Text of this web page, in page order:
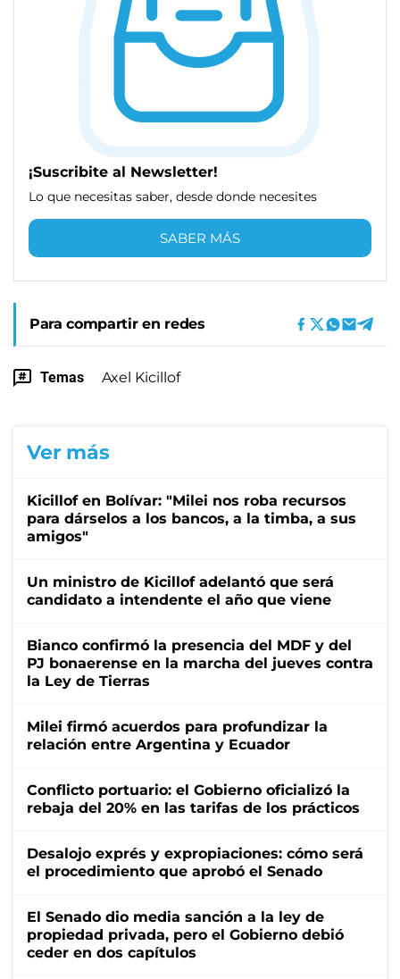
¡Suscribite al Newsletter!
Lo que necesitas saber, desde donde necesites
SABER MÁS
Para compartir en redes
Temas Axel Kicillof
Ver más
Kicillof en Bolívar: "Milei nos roba recursos
para dárselos a los bancos, a la timba, a sus
amigos"
Un ministro de Kicillof adelantó que será
candidato a intendente el año que viene
Bianco confirmó la presencia del MDF y del
PJ bonaerense en la marcha del jueves contra
la Ley de Tierras
Milei firmó acuerdos para profundizar la
relación entre Argentina y Ecuador
Conflicto portuario: el Gobierno oficializó la
rebaja del 20% en las tarifas de los prácticos
Desalojo exprés y expropiaciones: cómo será
el procedimiento que aprobó el Senado
El Senado dio media sanción a la ley de
propiedad privada, pero el Gobierno debió
ceder en dos capítulos